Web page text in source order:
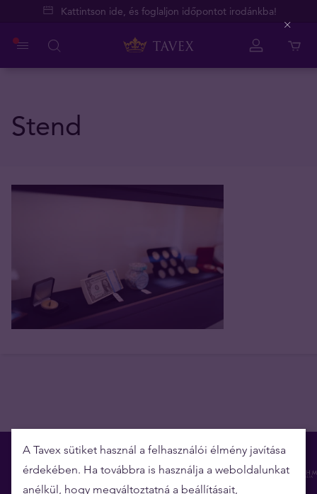
Kattintson ide, és foglaljon időpontot irodánkba!
Stend
A Tavex sütiket használ a felhasználói élmény javítása
érdekében. Ha továbbra is használja a weboldalunkat
anélkül, hogy megváltoztatná a beállításait,
Close